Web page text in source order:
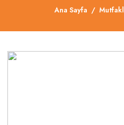
Services
Clients
Contact
Ana Sayfa